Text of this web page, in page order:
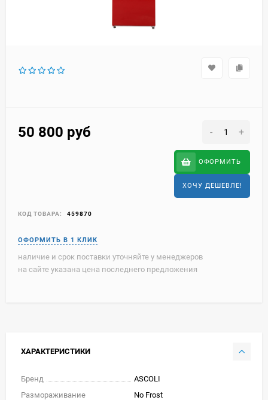
50 800 руб - +
ОФОРМИТЬ
ХОЧУ ДЕШЕВЛЕ!
КОД ТОВАРА: 459870
наличие и срок поставки уточняйте у менеджеров
на сайте указана цена последнего предложения
ХАРАКТЕРИСТИКИ
Бренд
ASCOLI
Размораживание
No Frost